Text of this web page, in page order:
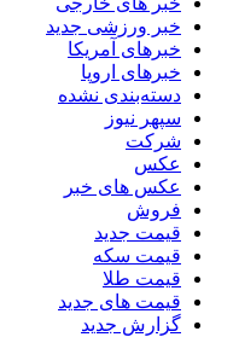
خبر ورزشی جدید
خبرهای آمریکا
خبرهای اروپا
دسته‌بندی نشده
سپهر نیوز
شرکت
عکس
عکس های خبر
فروش
قیمت جدید
قیمت سکه
قیمت طلا
قیمت های جدید
گزارش جدید